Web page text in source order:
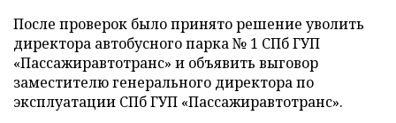
После проверок было принято решение уволить
директора автобусного парка № 1 СПб ГУП
«Пассажиравтотранс» и объявить выговор
заместителю генерального директора по
эксплуатации СПб ГУП «Пассажиравтотранс».